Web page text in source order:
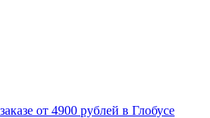
от 4900 рублей в Глобусе